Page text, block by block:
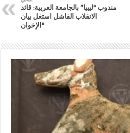
مندوب “ليبيا” بالجامعة العربية: قائد
الانقلاب الفاشل استغل بيان
“الإخوان